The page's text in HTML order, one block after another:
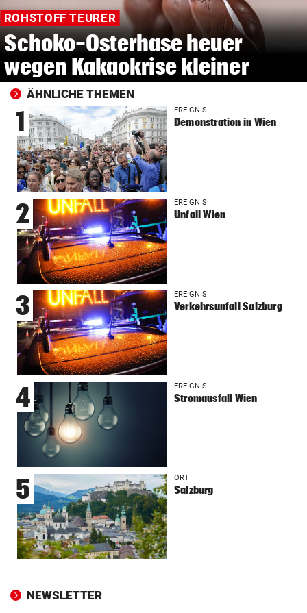
ROHSTOFF TEURER
Schoko-Osterhase heuer
wegen Kakaokrise kleiner
ÄHNLICHE THEMEN
1 EREIGNIS
Demonstration in Wien
2 EREIGNIS
Unfall Wien
3 EREIGNIS
Verkehrsunfall Salzburg
4 EREIGNIS
Stromausfall Wien
5 ORT
Salzburg
NEWSLETTER